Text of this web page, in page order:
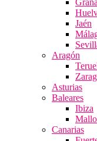
Jaén
Aragón
Asturias
Baleares
Ibiza
Canarias